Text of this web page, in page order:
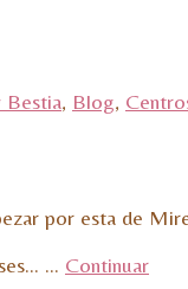
Bestia, Blog,
por esta de
… Continuar